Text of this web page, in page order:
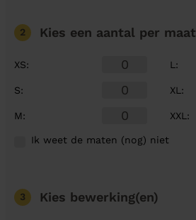
2 Kies een aantal per maat
XS:
S:
M:
L :
XL :
XXL :
Ik weet de maten (nog) niet
3 Kies bewerking(en)